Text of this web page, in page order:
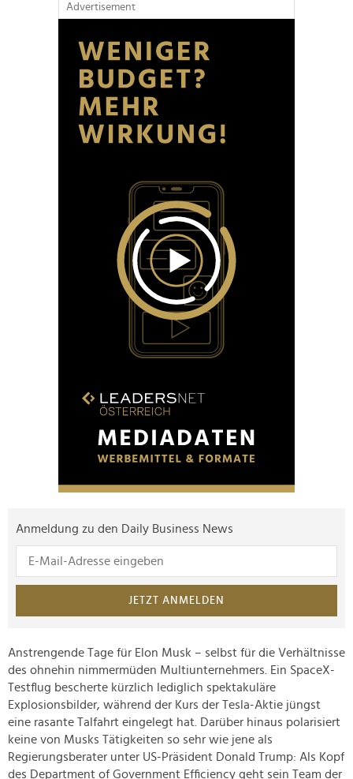
Advertisement
Anmeldung zu den Daily Business News
JETZT ANMELDEN
Anstrengende Tage für Elon Musk – selbst für die Verhältnisse
des ohnehin nimmermüden Multiunternehmers. Ein SpaceX-
Testflug bescherte kürzlich lediglich spektakuläre
Explosionsbilder, während der Kurs der Tesla-Aktie jüngst
eine rasante Talfahrt eingelegt hat. Darüber hinaus polarisiert
keine von Musks Tätigkeiten so sehr wie jene als
Regierungsberater unter US-Präsident Donald Trump: Als Kopf
des Department of Government Efficiency geht sein Team der